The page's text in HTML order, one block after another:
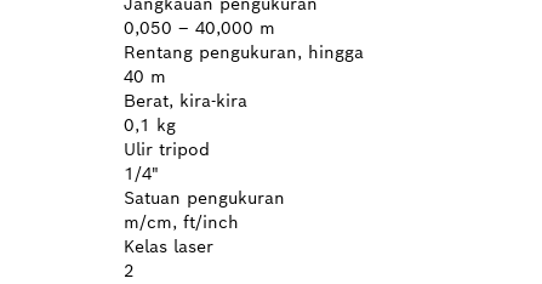
0,050 – 40,000 m
Rentang pengukuran, hingga
40 m
Berat, kira-kira
0,1 kg
Ulir tripod
1/4"
Satuan pengukuran
m/cm, ft/inch
Kelas laser
2